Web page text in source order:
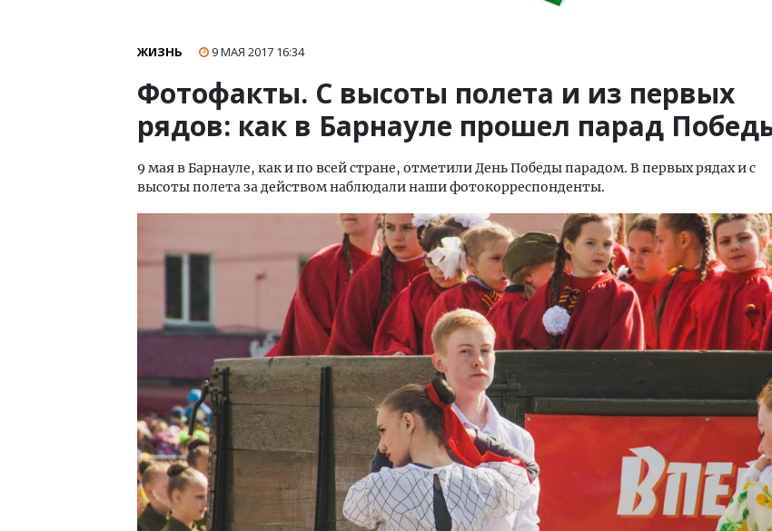
ЖИЗНЬ 9 МАЯ 2017 16:34
Фотофакты. С высоты полета и из первых
рядов: как в Барнауле прошел парад
9 мая в Барнауле, как и по всей стране, отметили День Победы парадом. В первых рядах и с
высоты полета за действом наблюдали наши фотокорреспонденты.
Архитектурный код начинается с
земли. Мощение крупноформатными
плитами становится новым
Смелость архитектурных идей.
Генеральный директор компании
ЗИАС — об эстетике городов,
Каким будет
«Белкур» в